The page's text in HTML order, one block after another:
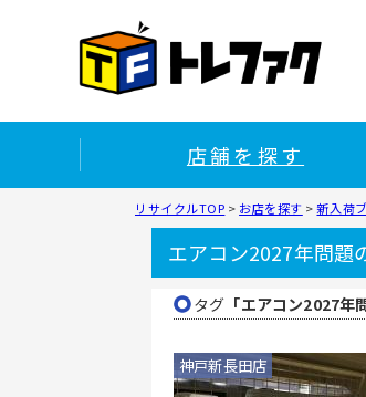
店舗を探す
リサイクルTOP > お店を探す >新入荷
エアコン2027年問題
タグ 「エアコン2027年
神戸新長田店